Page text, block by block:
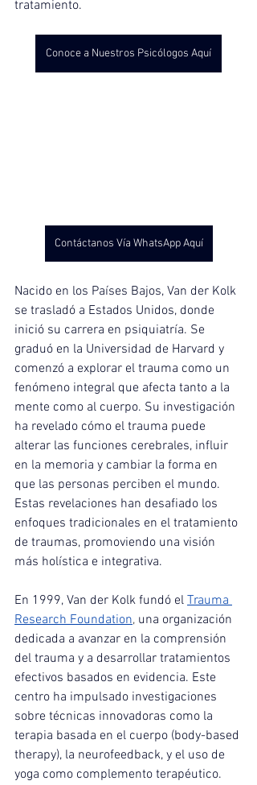
tratamiento.
Conoce a Nuestros Psicólogos Aquí
Contáctanos Vía WhatsApp Aquí
Nacido en los Países Bajos, Van der Kolk
se trasladó a Estados Unidos, donde
inició su carrera en psiquiatría. Se
graduó en la Universidad de Harvard y
comenzó a explorar el trauma como un
fenómeno integral que afecta tanto a la
mente como al cuerpo. Su investigación
ha revelado cómo el trauma puede
alterar las funciones cerebrales, influir
en la memoria y cambiar la forma en
que las personas perciben el mundo.
Estas revelaciones han desafiado los
enfoques tradicionales en el tratamiento
de traumas, promoviendo una visión
más holística e integrativa.
En 1999, Van der Kolk fundó el Trauma
Research Foundation, una organización
dedicada a avanzar en la comprensión
del trauma y a desarrollar tratamientos
efectivos basados en evidencia. Este
centro ha impulsado investigaciones
sobre técnicas innovadoras como la
terapia basada en el cuerpo (body-based
therapy), la neurofeedback, y el uso de
yoga como complemento terapéutico.